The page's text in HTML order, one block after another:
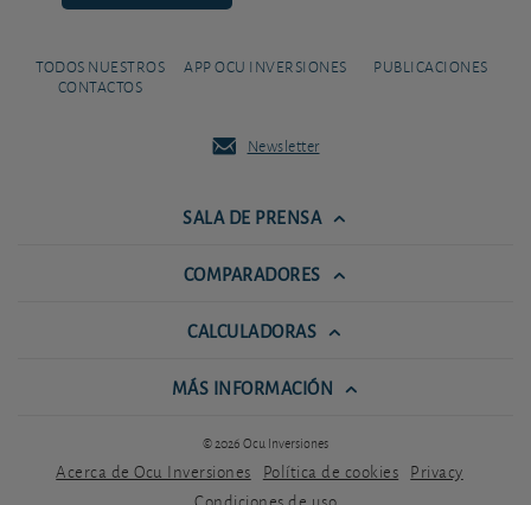
TODOS NUESTROS
CONTACTOS
APP OCU INVERSIONES PUBLICACIONES
Newsletter
SALA DE PRENSA
COMPARADORES
CALCULADORAS
MÁS INFORMACIÓN
© 2026 Ocu Inversiones
Acerca de Ocu Inversiones Política de cookies Privacy